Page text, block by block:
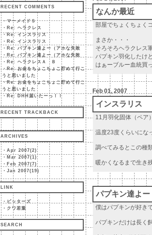
RECENT COMMENTS
・マーメイドＳ
・ Re: ヘラクレス
・Re: インスラリス
・ Re: インスラリス
・ Re: パプキン達よー（アホな失敗
・ Re: パプキン達よー（アホな失敗
・ Re: ヘラクレスＡ Ｂ
・Re: お金をちょこちょこ貯めて行こ
うと思いました
・Re: お金をちょこちょこ貯めて行こ
うと思いました
・ Re: DHH届いたーっ！！
RECENT TRACKBACK
ARCHIVES
・ Apr 2007(2)
・ Mar 2007(1)
・ Feb 2007(7)
・ Jan 2007(19)
LINK
・ ビッターズ
・ クワ若葉
SEARCH
なんか最近
部屋でちょくちょく
まさか・・・
そろそろヘラクレス
パプキン羽化した
はぁーブルー血統買
Feb 01, 2007
インスラリス
11月羽化固体（ペア
温度23度くらいにな
調べてみるとこの種
暖かくなるまで生き
パプキン達よ
僕はパプキンが好き
パプキンだけは長く